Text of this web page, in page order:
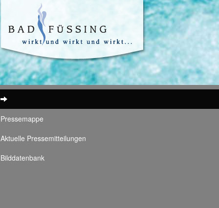
Pressemappe
Aktuelle Pressemitteilungen
Bilddatenbank